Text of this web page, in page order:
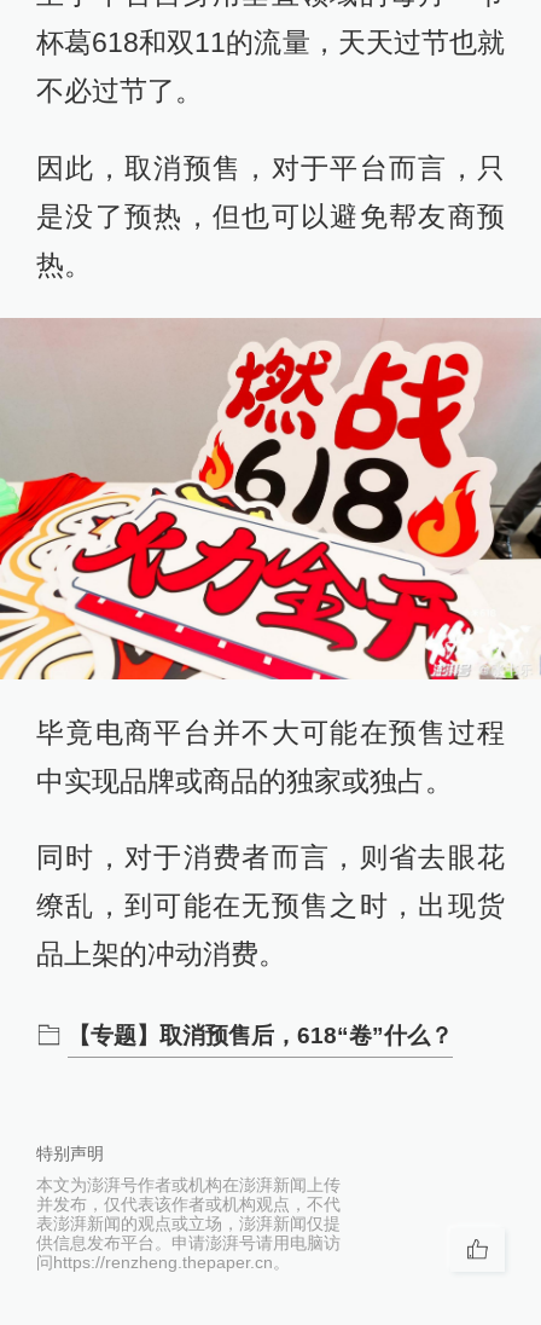
杯葛618和双11的流量，天天过节也就
不必过节了。
因此，取消预售，对于平台而言，只
是没了预热，但也可以避免帮友商预
热。
毕竟电商平台并不大可能在预售过程
中实现品牌或商品的独家或独占。
同时，对于消费者而言，则省去眼花
缭乱，到可能在无预售之时，出现货
品上架的冲动消费。
【专题】取消预售后，618“卷”什么？
特别声明
本文为澎湃号作者或机构在澎湃新闻上传
并发布，仅代表该作者或机构观点，不代
表澎湃新闻的观点或立场，澎湃新闻仅提
供信息发布平台。申请澎湃号请用电脑访
问https://renzheng.thepaper.cn。